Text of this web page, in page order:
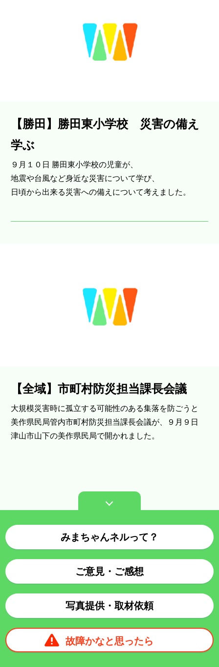
【勝田】勝田東小学校 災害の備え
学ぶ
９月１０日 勝田東小学校の児童が、
地震や台風など身近な災害について学び、
日頃から出来る災害への備えについて考えました。
【全域】市町村防災担当課長会議
大規模災害時に孤立する可能性のある集落を防ごうと
美作県民局管内市町村防災担当課長会議が、９月９日
津山市山下の美作県民局で開かれました。
みまちゃんネルって？
ご意見・ご感想
写真提供・取材依頼
故障かなと思ったら